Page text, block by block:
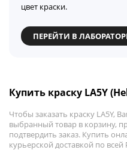
цвет краски.
ПЕРЕЙТИ В
Купить краску LA5Y
Чтобы заказать краску LA5Y,
выбранный товар в корзину,
подтвердить заказ. Купить
курьерской доставкой по всей